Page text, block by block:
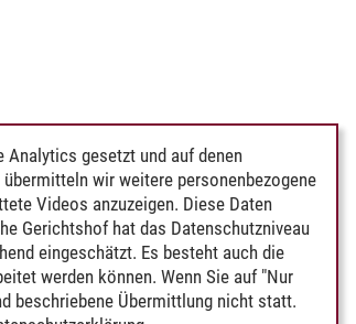
Analytics gesetzt und auf denen
wir weitere personenbezogene
Videos anzuzeigen. Diese Daten
Gerichtshof hat das Datenschutzniveau
eingeschätzt. Es besteht auch die
werden können. Wenn Sie auf "Nur
beschriebene Übermittlung nicht statt.